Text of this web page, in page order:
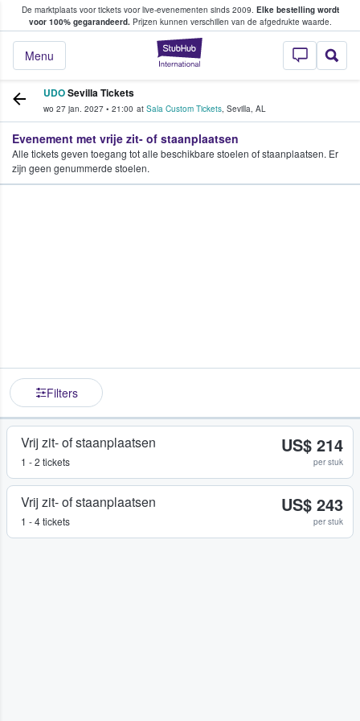
De marktplaats voor tickets voor live-evenementen sinds 2009. Elke bestelling wordt
voor 100% gegarandeerd.Prijzen kunnen verschillen van de afgedrukte waarde.
StubHub: waar
Menu
tickets kopen en verkopen
UDOSevilla Tickets
wo 27 jan. 2027 • 21:00 at Sala Custom Tickets, Sevilla, AL
Evenement met vrije zit- of staanplaatsen
Alle tickets geven toegang tot alle beschikbare stoelen of staanplaatsen. Er
zijn geen genummerde stoelen.
Filters
Vrij zit- of staanplaatsen
1 - 2 tickets
US$ 214
per stuk
Vrij zit- of staanplaatsen
1 - 4 tickets
US$ 243
per stuk